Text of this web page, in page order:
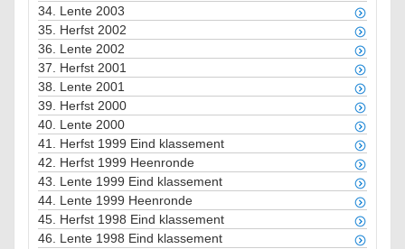
34. Lente 2003
35. Herfst 2002
36. Lente 2002
37. Herfst 2001
38. Lente 2001
39. Herfst 2000
40. Lente 2000
41. Herfst 1999 Eind klassement
42. Herfst 1999 Heenronde
43. Lente 1999 Eind klassement
44. Lente 1999 Heenronde
45. Herfst 1998 Eind klassement
46. Lente 1998 Eind klassement